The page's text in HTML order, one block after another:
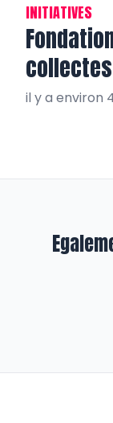
INITIATIVES
Var!
il y a environ